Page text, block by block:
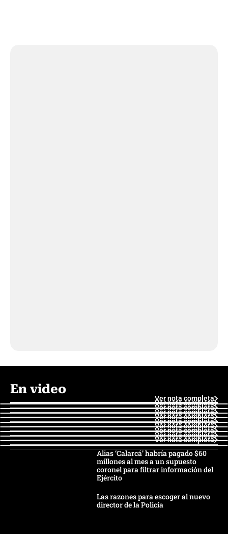
En video
Ver nota completa
Ver nota completa
Ver nota completa
Ver nota completa
Ver nota completa
Ver nota completa
Ver nota completa
Ver nota completa
Ver nota completa
Ver nota completa
Alias ‘Calarcá’ habría pagado $60
millones al mes a un supuesto
coronel para filtrar información del
Ejército
Las razones para escoger al nuevo
director de la Policía